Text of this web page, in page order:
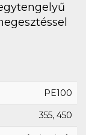
PE100
355, 450